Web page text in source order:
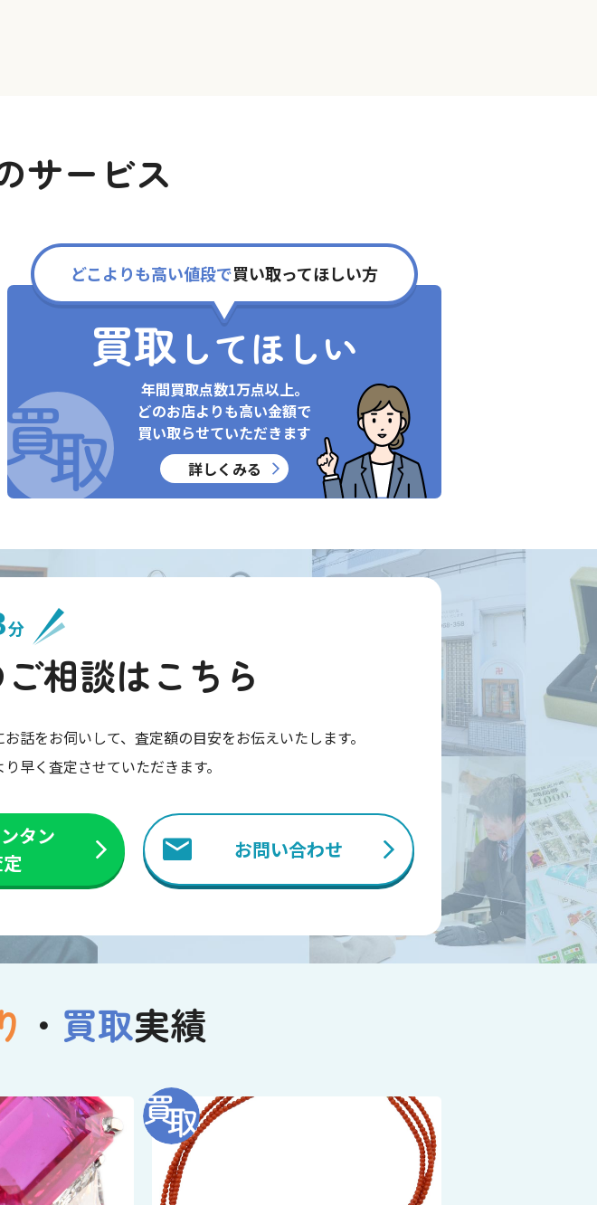
サービス
どこよりも高い値段で買い取ってほしい方
買取 してほしい
年間買取点数1万点以上。
どのお店よりも高い金額で
買い取らせていただきます
詳しくみる
分
ご相談はこちら
話をお伺いして、査定額の目安をお伝えいたします。
早く査定させていただきます。
タン
お問い合わせ
・ 買取実績